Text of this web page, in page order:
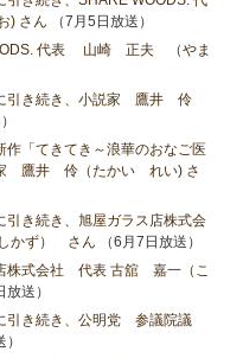
さん （7月5日放送）
代表 山崎 正夫 （やま
引き続き、小説家 鷹井 伶
作「てきてき～浪華のおなご医
家 鷹井 伶（たかい れい) さ
引き続き、旭屋ガラス店株式会
かず） さん （6月7日放送）
株式会社 代表 古舘 嘉一（こ
放送）
引き続き、公明党 参議院議